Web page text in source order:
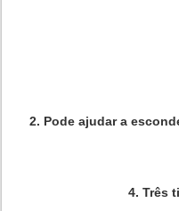
2. Pode ajudar a
4. Três